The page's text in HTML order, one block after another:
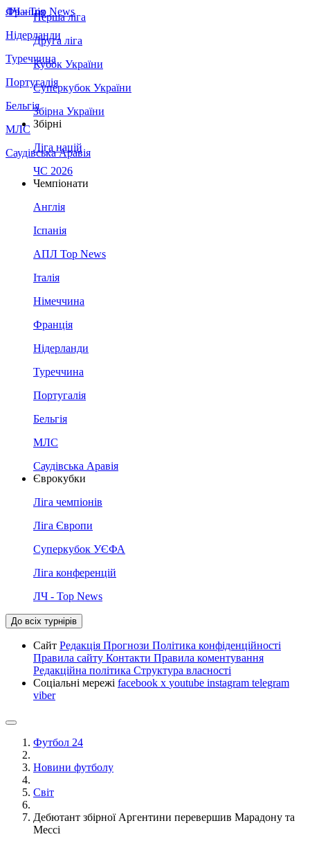
Франція
Нідерланди
Туреччина
Португалія
Бельгія
МЛС
Саудівська Аравія
ЛЧ - Top News
Перша ліга
Друга ліга
Кубок України
Суперкубок України
Збірна України
Збірні
Ліга націй
ЧС 2026
Чемпіонати
Англія
Іспанія
АПЛ Top News
Італія
Німеччина
Франція
Нідерланди
Туреччина
Португалія
Бельгія
МЛС
Саудівська Аравія
Єврокубки
Ліга чемпіонів
Ліга Європи
Суперкубок УЄФА
Ліга конференцій
ЛЧ - Top News
До всіх турнірів
Сайт Редакція Прогнози Політика конфіденційності
Правила сайту Контакти Правила коментування
Редакційна політика Структура власності
Соціальні мережі facebook x youtube instagram telegram
viber
Футбол 24
Новини футболу
Світ
Дебютант збірної Аргентини перевершив Марадону та
Мессі